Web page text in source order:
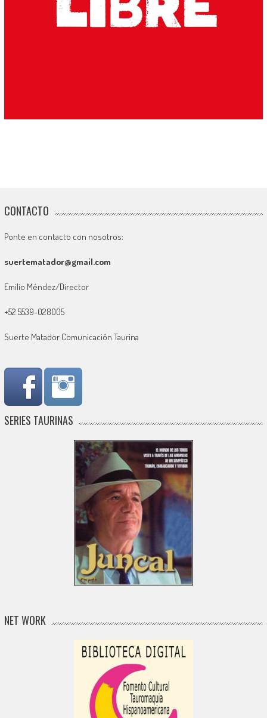
CONTACTO
Ponte en contacto con nosotros:
suertematador@gmail.com
Emilio Méndez/Director
+52 5539-028005
Suerte Matador Comunicación Taurina
SERIES TAURINAS
NET WORK